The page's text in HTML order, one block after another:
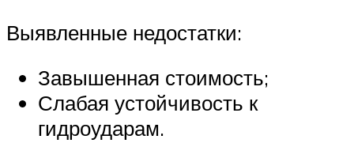
Выявленные недостатки:
Завышенная стоимость;
Слабая устойчивость к
гидроударам.